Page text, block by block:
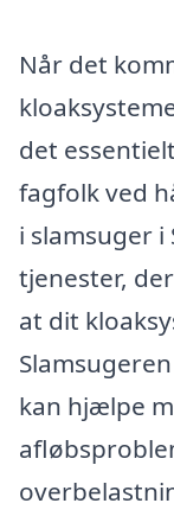
Når det
det
fagfolk ved
i slamsuger
tjenester,
at dit
kan hjælpe